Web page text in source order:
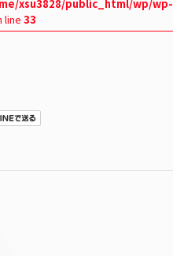
xsu3828/public_html/wp/wp-
line 33